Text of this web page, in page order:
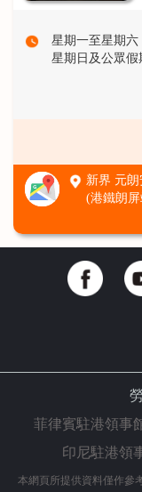
星期一至星期六
星期日及公眾假
新界 元
(港鐵朗
菲律賓駐港領事
印尼駐港領
本網頁所提供資料僅作參